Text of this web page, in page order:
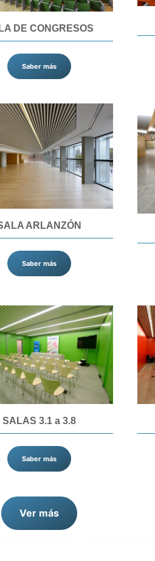
DE CONGRESOS
Saber más
ARLANZÓN
Saber más
SALAS 3.1 a 3.8
Saber más
Ver más